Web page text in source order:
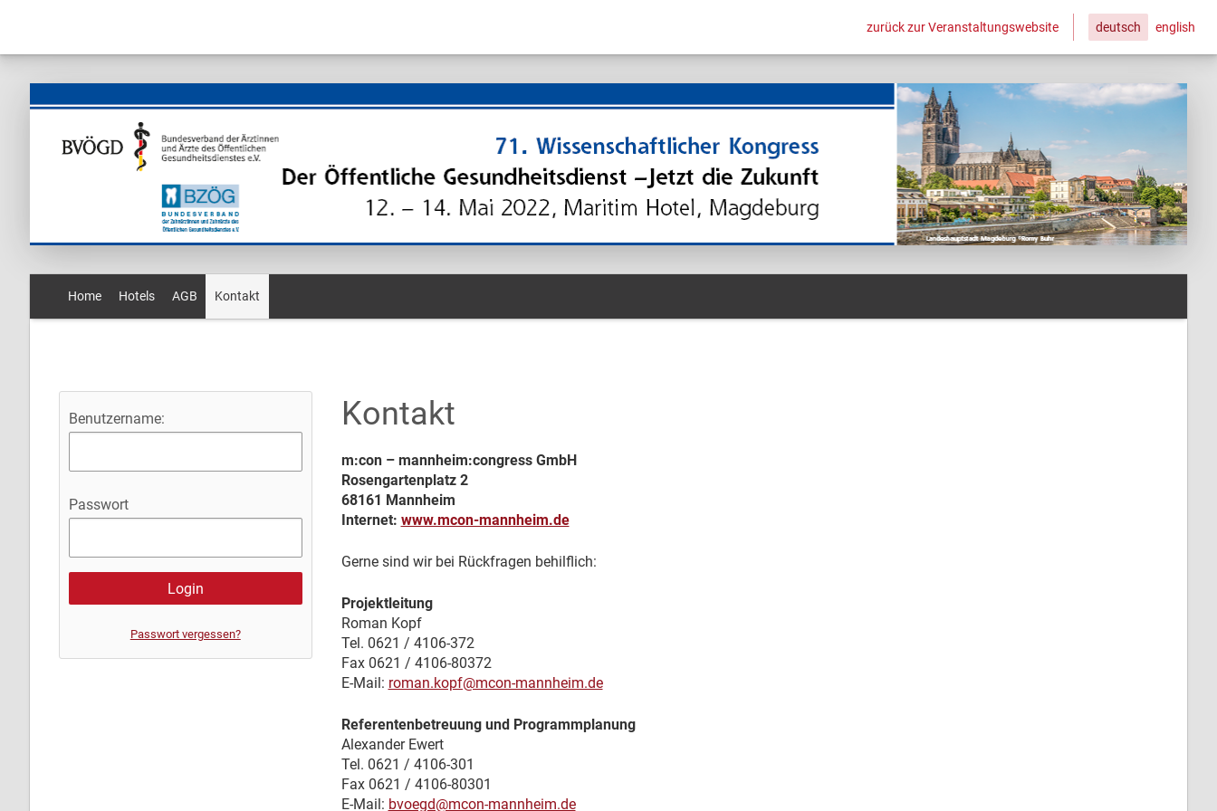
zurück zur Veranstaltungswebsite deutsch english
Home Hotels AGB Kontakt
Benutzername:
Passwort
Passwort vergessen?
Kontakt
m:con – mannheim:congress GmbH
Rosengartenplatz 2
68161 Mannheim
Internet: www.mcon-mannheim.de
Gerne sind wir bei Rückfragen behilflich:
Projektleitung
Roman Kopf
Tel. 0621 / 4106-372
Fax 0621 / 4106-80372
E-Mail: roman.kopf@mcon-mannheim.de
Referentenbetreuung und Programmplanung
Alexander Ewert
Tel. 0621 / 4106-301
Fax 0621 / 4106-80301
E-Mail: bvoegd@mcon-mannheim.de